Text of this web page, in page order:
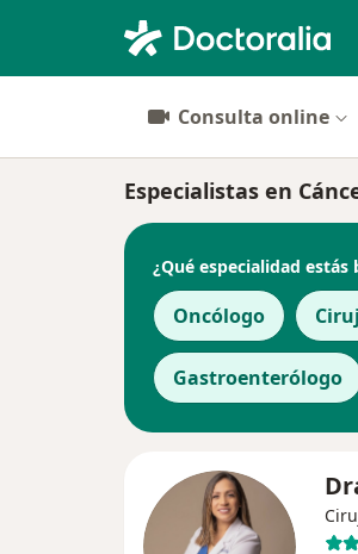
Consulta online
Especialistas en
¿Qué especialidad estás
Oncólogo
Gastroenterólogo